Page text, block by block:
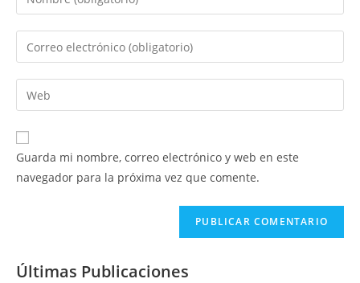
tu
nombre
de
usuario
para
comentar
Introduce
tu
dirección
de
electrónico
para
comentar
Introduce
la
URL
de
Guarda mi nombre, correo electrónico y web en este
navegador para la próxima vez que comente.
Últimas Publicaciones